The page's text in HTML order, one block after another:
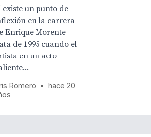
existe un punto de
en la carrera
Enrique Morente
de 1995 cuando el
en un acto
Romero •
hace 20